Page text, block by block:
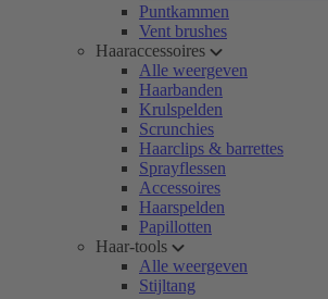
Puntkammen
Vent brushes
Haaraccessoires
Alle weergeven
Haarbanden
Krulspelden
Scrunchies
Haarclips & barrettes
Sprayflessen
Accessoires
Haarspelden
Papillotten
Haar-tools
Alle weergeven
Stijltang